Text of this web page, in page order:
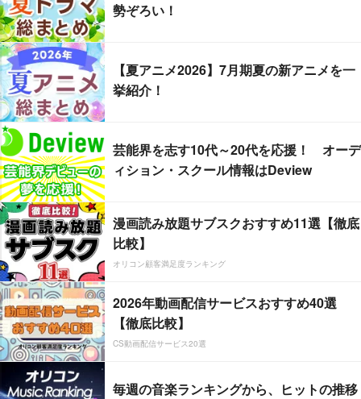
勢ぞろい！
【夏アニメ2026】7月期夏の新アニメを一
挙紹介！
芸能界を志す10代～20代を応援！ オーデ
ィション・スクール情報はDeview
漫画読み放題サブスクおすすめ11選【徹底
比較】
オリコン顧客満足度ランキング
2026年動画配信サービスおすすめ40選
【徹底比較】
CS動画配信サービス20選
毎週の音楽ランキングから、ヒットの推移